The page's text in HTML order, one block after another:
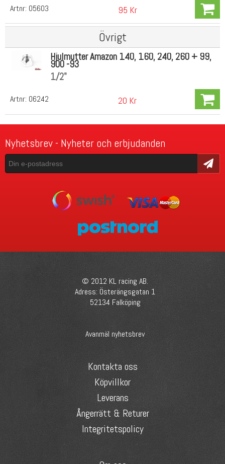
Artnr: 05603 95 Kr
Övrigt
Artnr: 06242
Hjulmutter Amazon 140, 160, 240, 260 + 99,
900 -93
1/2"
20 Kr
Nyhetsbrev - Nyheter och erbjudanden
Skicka
© 2012 KL racing AB.
Adress: Österängsgatan 1
52134 Falköping
Avanmäl nyhetsbrev
Kontakta oss
Köpvillkor
Leverans
Ångerrätt & Returer
Integritetspolicy